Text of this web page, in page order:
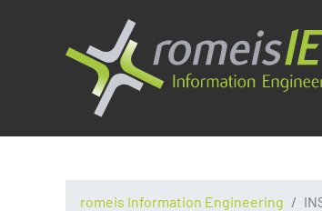
romeis Information Engineering